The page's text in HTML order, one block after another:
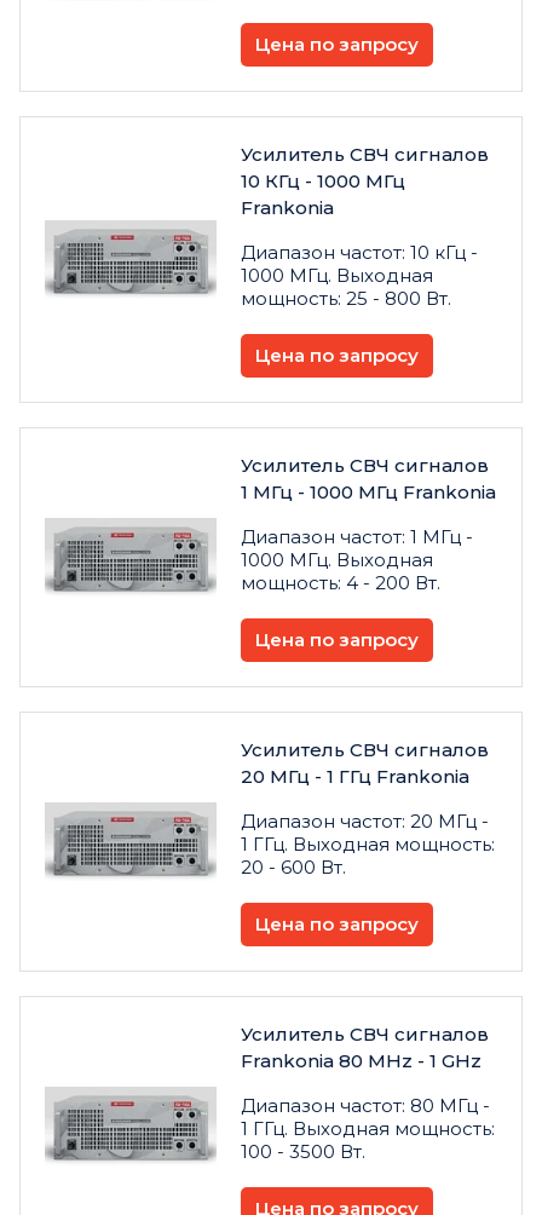
Цена по запросу
Усилитель СВЧ сигналов
10 КГц - 1000 МГц
Frankonia
Диапазон частот: 10 кГц -
1000 МГц. Выходная
мощность: 25 - 800 Вт.
Цена по запросу
Усилитель СВЧ сигналов
1 МГц - 1000 МГц Frankonia
Диапазон частот: 1 МГц -
1000 МГц. Выходная
мощность: 4 - 200 Вт.
Цена по запросу
Усилитель СВЧ сигналов
20 МГц - 1 ГГц Frankonia
Диапазон частот: 20 МГц -
1 ГГц. Выходная мощность:
20 - 600 Вт.
Цена по запросу
Усилитель СВЧ сигналов
Frankonia 80 MHz - 1 GHz
Диапазон частот: 80 МГц -
1 ГГц. Выходная мощность:
100 - 3500 Вт.
Цена по запросу